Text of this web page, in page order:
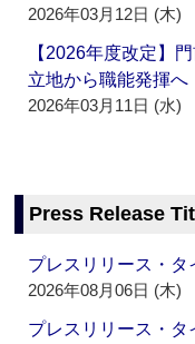
2026年03月12日 (木)
【2026年度改定】
立地から職能発揮へ
2026年03月11日 (水)
Press Release
プレスリリース・
2026年08月06日 (木)
プレスリリース・